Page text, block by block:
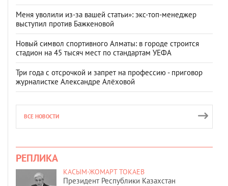
Меня уволили из-за вашей статьи»: экс-топ-менеджер
выступил против Бажкеновой
Новый символ спортивного Алматы: в городе строится
стадион на 45 тысяч мест по стандартам УЕФА
Три года с отсрочкой и запрет на профессию - приговор
журналистке Александре Алёховой
ВСЕ НОВОСТИ
РЕПЛИКА
КАСЫМ-ЖОМАРТ ТОКАЕВ
Президент Республики Казахстан